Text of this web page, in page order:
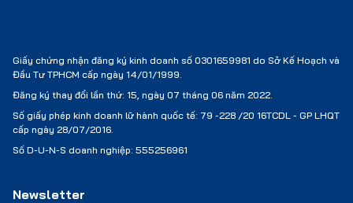
Giấy chứng nhận đăng ký kinh doanh số 0301659981 do Sở Kế Hoạch và
Đầu Tư TPHCM cấp ngày 14/01/1999.
Đăng ký thay đổi lần thứ: 15, ngày 07 tháng 06 năm 2022.
Số giấy phép kinh doanh lữ hành quốc tế: 79 -228 /20 16TCDL - GP LHQT
cấp ngày 28/07/2016.
Số D-U-N-S doanh nghiệp: 555256961
Newsletter